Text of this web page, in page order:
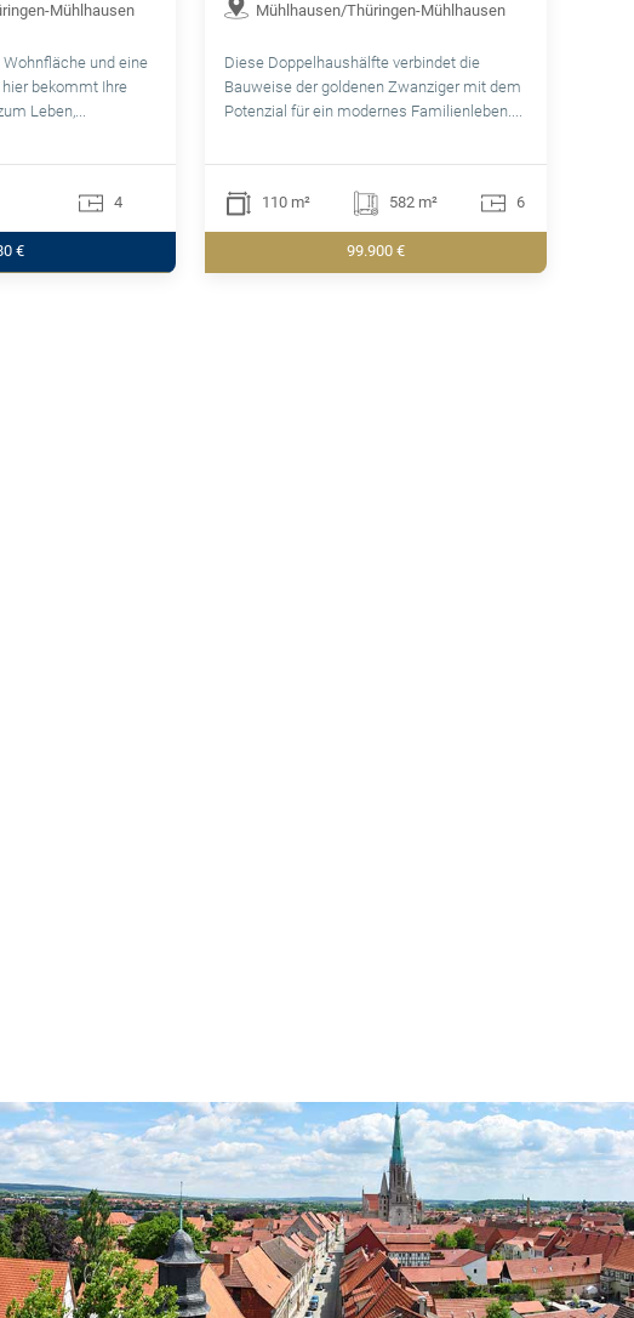
Mühlhausen
und eine
bekommt Ihre
Leben,...
4
€
Mühlhausen/Thüringen-Mühlhausen
Diese Doppelhaushälfte verbindet die
Bauweise der goldenen Zwanziger mit dem
Potenzial für ein modernes Familienleben....
110 m² 582 m² 6
99.900 €